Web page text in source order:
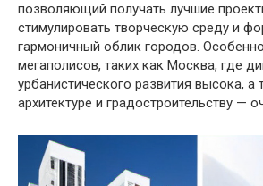
позволяющий получать лучшие
стимулировать творческую среду и
гармоничный облик городов.
мегаполисов, таких как Москва, где
урбанистического развития высока, а
архитектуре и градостроительству —